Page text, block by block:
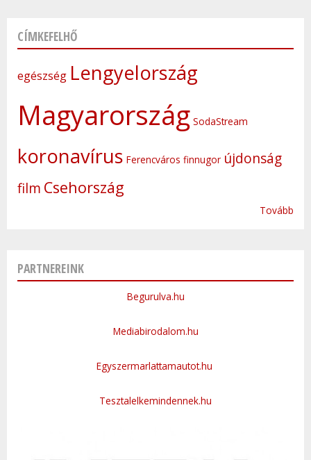
CÍMKEFELHŐ
egészség Lengyelország
Magyarország SodaStream
koronavírus Ferencváros finnugor újdonság
film Csehország
Tovább
PARTNEREINK
Begurulva.hu
Mediabirodalom.hu
Egyszermarlattamautot.hu
Tesztalelkemindennek.hu